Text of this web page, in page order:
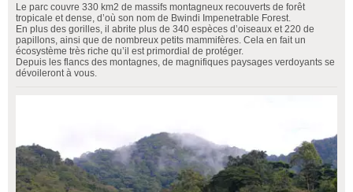
Le parc couvre 330 km2 de massifs montagneux recouverts de forêt
tropicale et dense, d’où son nom de Bwindi Impenetrable Forest.
En plus des gorilles, il abrite plus de 340 espèces d’oiseaux et 220 de
papillons, ainsi que de nombreux petits mammifères. Cela en fait un
écosystème très riche qu’il est primordial de protéger.
Depuis les flancs des montagnes, de magnifiques paysages verdoyants se
dévoileront à vous.